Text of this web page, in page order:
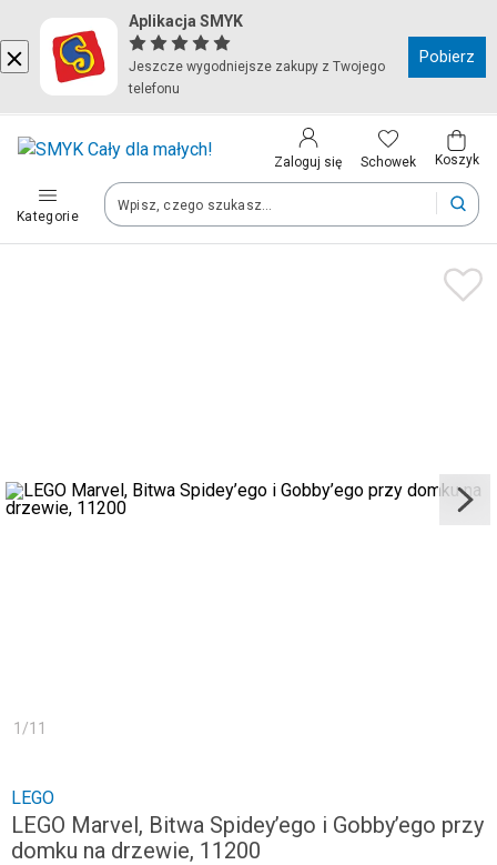
Aplikacja SMYK
Jeszcze wygodniejsze zakupy z Twojego
telefonu
Pobierz
Zaloguj się Schowek Koszyk
Kategorie
Kraj i język
Polska (Poland)
Twoje zamówienia dostarczymy na teren wybranego kraju.
Zapisz
1 /11
LEGO
LEGO Marvel, Bitwa Spidey’ego i Gobby’ego przy
domku na drzewie, 11200